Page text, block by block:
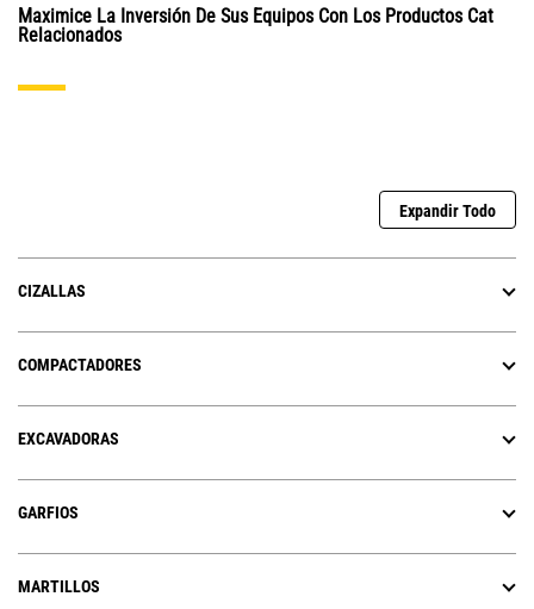
Maximice La Inversión De Sus Equipos Con Los Productos Cat
Relacionados
Expandir Todo
CIZALLAS
COMPACTADORES
EXCAVADORAS
GARFIOS
MARTILLOS